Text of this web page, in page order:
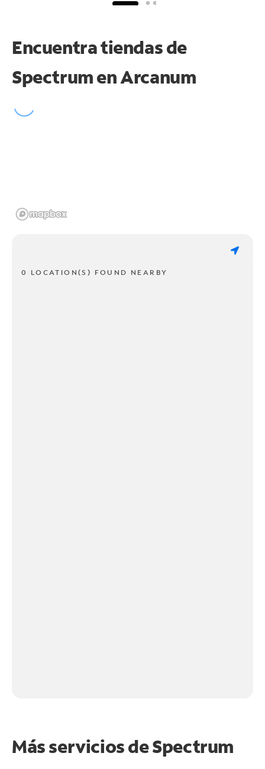
Encuentra tiendas de
Spectrum enArcanum
0 LOCATION(S) FOUND NEARBY
Más servicios de Spectrum